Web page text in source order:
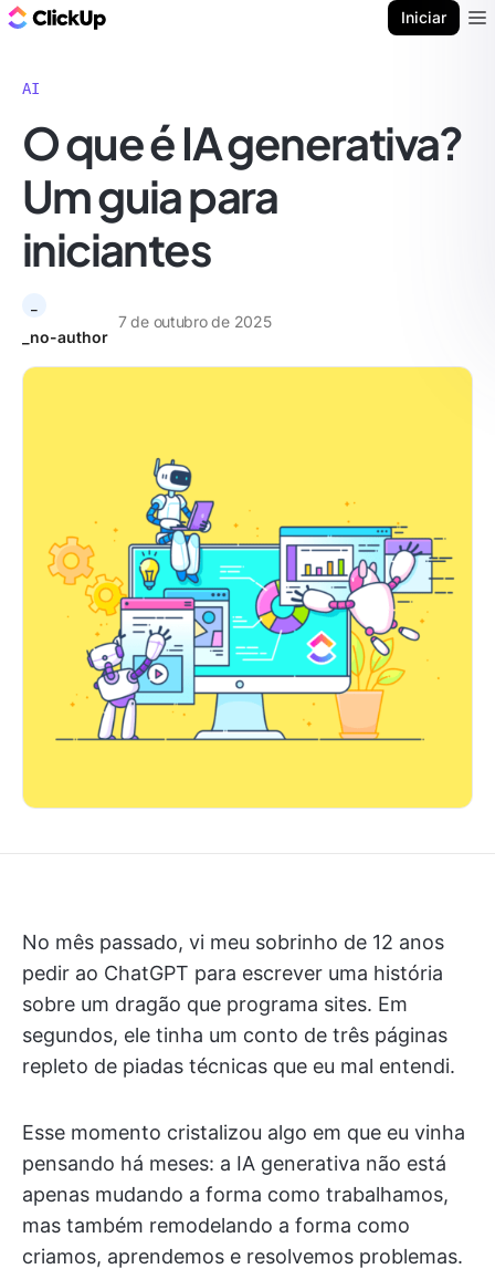
Iniciar
AI
O que é IA generativa?
Um guia para
iniciantes
_no-author
7 de outubro de 2025
No mês passado, vi meu sobrinho de 12 anos
pedir ao ChatGPT para escrever uma história
sobre um dragão que programa sites. Em
segundos, ele tinha um conto de três páginas
repleto de piadas técnicas que eu mal entendi.
Esse momento cristalizou algo em que eu vinha
pensando há meses: a IA generativa não está
apenas mudando a forma como trabalhamos,
mas também remodelando a forma como
criamos, aprendemos e resolvemos problemas.